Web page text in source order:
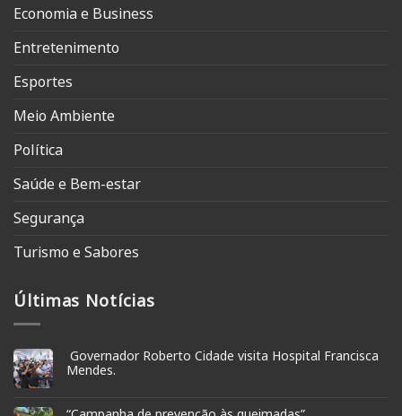
Economia e Business
Entretenimento
Esportes
Meio Ambiente
Política
Saúde e Bem-estar
Segurança
Turismo e Sabores
Últimas Notícias
Governador Roberto Cidade visita Hospital Francisca
Mendes.